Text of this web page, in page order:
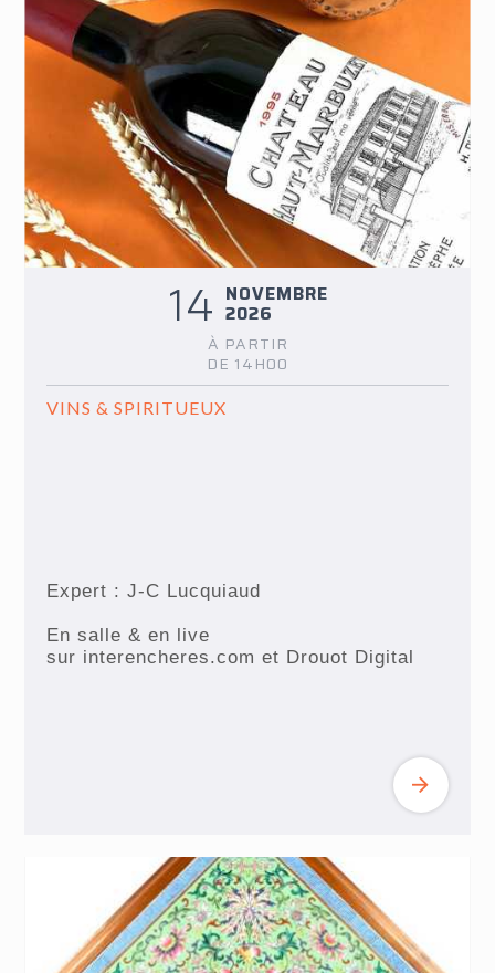
14 NOVEMBRE
2026
À PARTIR
DE 14H00
VINS & SPIRITUEUX
Expert : J-C Lucquiaud
En salle & en live
sur interencheres.com et Drouot Digital